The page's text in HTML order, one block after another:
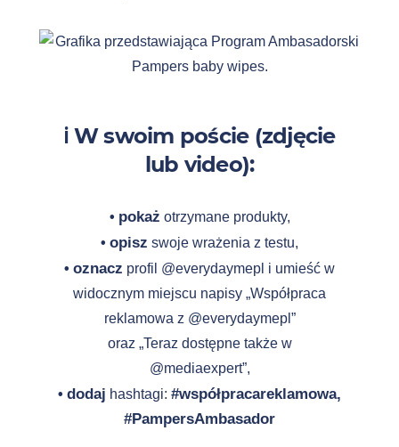
ℹ️ W swoim poście (zdjęcie
lub video):
• pokaż otrzymane produkty,
• opisz swoje wrażenia z testu,
• oznacz profil @everydaymepl i umieść w
widocznym miejscu napisy „Współpraca
reklamowa z @everydaymepl”
oraz „Teraz dostępne także w
@mediaexpert”,
• dodaj hashtagi: #współpracareklamowa,
#PampersAmbasador